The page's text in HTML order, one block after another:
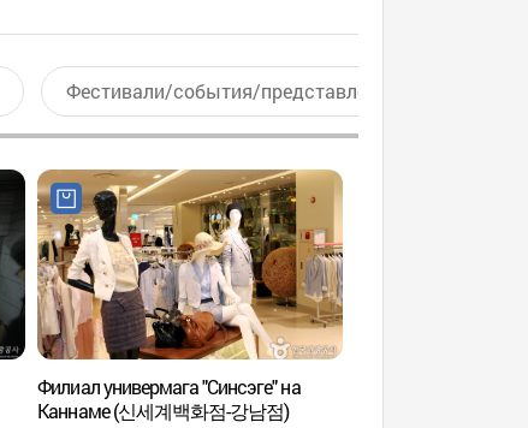
Фестивали/события/представления
Филиал универмага "Синсэге" на
Каннаме (신세계백화점-강남점)